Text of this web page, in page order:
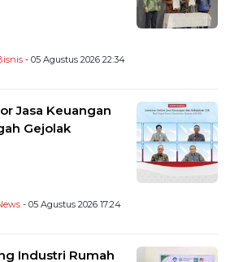
- 05 Agustus 2026 22:34
Jasa Keuangan
Gejolak
- 05 Agustus 2026 17:24
Industri Rumah